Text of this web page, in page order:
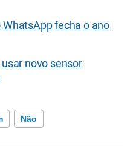
fecha o ano
usar novo sensor
Não